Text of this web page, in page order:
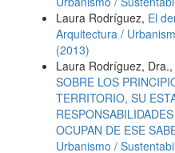
Laura Rodríguez, El
Arquitectura /
(2013)
Laura Rodríguez, Dra.,
SOBRE LOS
TERRITORIO, SU
OCUPAN DE ESE
Urbanismo /